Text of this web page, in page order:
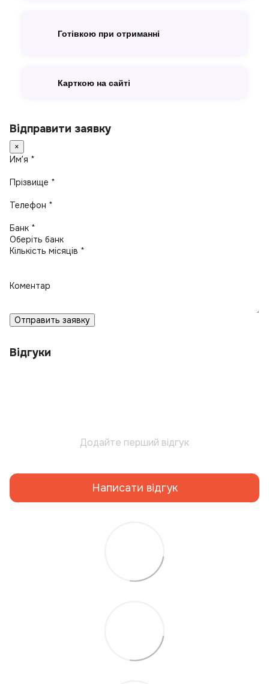
Готівкою при отриманні
Карткою на сайті
Відправити заявку
×
Имʼя *
Прізвище *
Телефон *
Банк *
Кількість місяців *
Коментар
Отправить заявку
Відгуки
Додайте перший відгук
Написати відгук